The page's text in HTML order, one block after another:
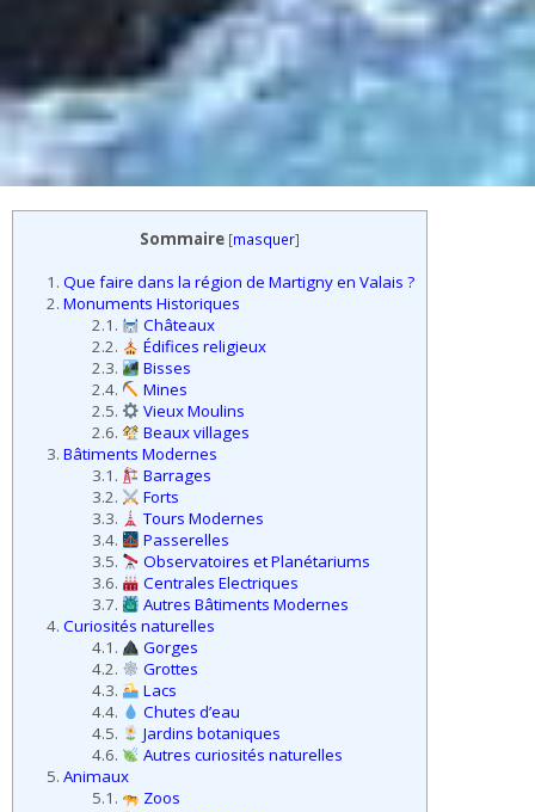
Sommaire [masquer]
1. Que faire dans la région de Martigny en Valais ?
2. Monuments Historiques
2.1.
Châteaux
2.2.
Édifices religieux
2.3.
Bisses
2.4.
Mines
2.5.
Vieux Moulins
2.6.
Beaux villages
3. Bâtiments Modernes
3.1.
Barrages
3.2.
Forts
3.3.
Tours Modernes
3.4.
Passerelles
3.5.
Observatoires et Planétariums
3.6.
Centrales Electriques
3.7.
Autres Bâtiments Modernes
4. Curiosités naturelles
4.1.
Gorges
4.2.
Grottes
4.3.
Lacs
4.4.
Chutes d’eau
4.5.
Jardins botaniques
4.6.
Autres curiosités naturelles
5. Animaux
5.1.
Zoos